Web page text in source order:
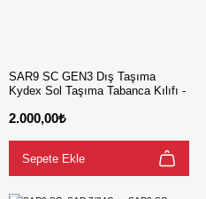
SAR9 SC GEN3 Dış Taşıma
Kydex Sol Taşıma Tabanca Kılıfı -
2.000,00₺
Sepete Ekle